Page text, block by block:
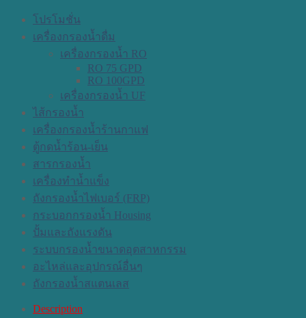
โปรโมชั่น
เครื่องกรองน้ำดื่ม
เครื่องกรองน้ำ RO
RO 75 GPD
RO 100GPD
เครื่องกรองน้ำ UF
ไส้กรองน้ำ
เครื่องกรองน้ำร้านกาแฟ
ตู้กดน้ำร้อน-เย็น
สารกรองน้ำ
เครื่องทำน้ำแข็ง
ถังกรองน้ำไฟเบอร์ (FRP)
กระบอกกรองน้ำ Housing
ปั้มและถังแรงดัน
ระบบกรองน้ำขนาดอุตสาหกรรม
อะไหล่และอุปกรณ์อื่นๆ
ถังกรองน้ำสแตนเลส
Description